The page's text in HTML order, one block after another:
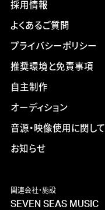
採用情報
よくあるご質問
プライバシーポリシー
推奨環境と免責事項
自主制作
オーディション
音源・映像使用に関して
お知らせ
関連会社・施設
SEVEN SEAS MUSIC